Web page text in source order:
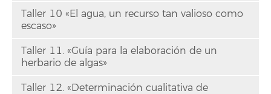
Taller 10 «El agua, un recurso tan valioso como
escaso»
Taller 11. «Guía para la elaboración de un
herbario de algas»
Taller 12. «Determinación cualitativa de